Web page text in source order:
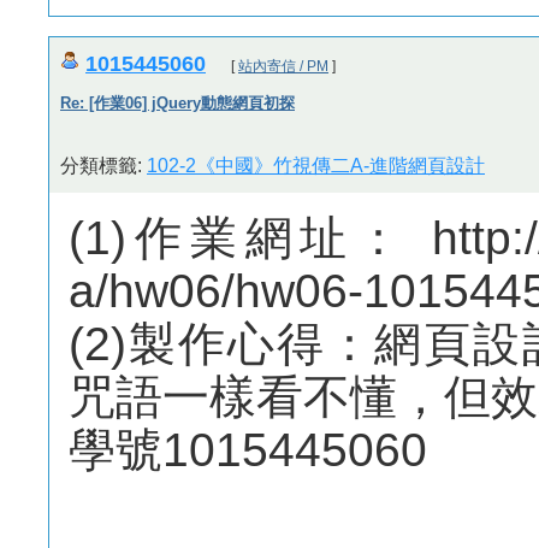
1015445060 [站內寄信 / PM ]
Re: [作業06] jQuery動態網頁初探
分類標籤: 102-2《中國》竹視傳二A-進階網頁設計
(1)作業網址：
a/hw06/hw06-
(2)製作心得：網頁
咒語一樣看不懂，但
學號1015445060